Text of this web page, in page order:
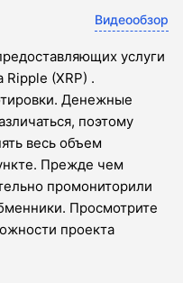
Видеообзор
услуги
(XRP) .
Денежные
поэтому
весь объем
Прежде чем
промониторили
Просмотрите
проекта